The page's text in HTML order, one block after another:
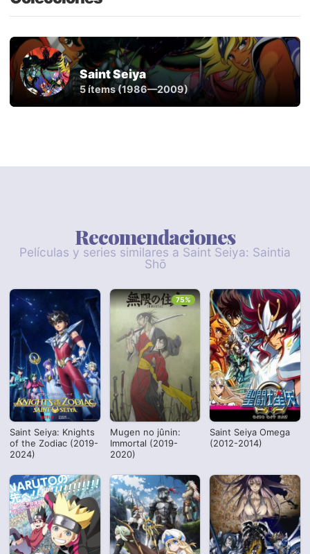
Saint Seiya
5 ítems (1986—2009)
Recomendaciones
Películas y series similares a Saint Seiya: Saintia
Shō
Saint Seiya: Knights
of the Zodiac (2019-
2024)
Mugen no jûnin:
Immortal (2019-
2020)
75%
Saint Seiya Omega
(2012-2014)